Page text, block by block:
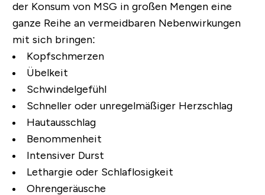
der Konsum von MSG in großen Mengen eine
ganze Reihe an vermeidbaren Nebenwirkungen
mit sich bringen:
Kopfschmerzen
Übelkeit
Schwindelgefühl
Schneller oder unregelmäßiger Herzschlag
Hautausschlag
Benommenheit
Intensiver Durst
Lethargie oder Schlaflosigkeit
Ohrengeräusche